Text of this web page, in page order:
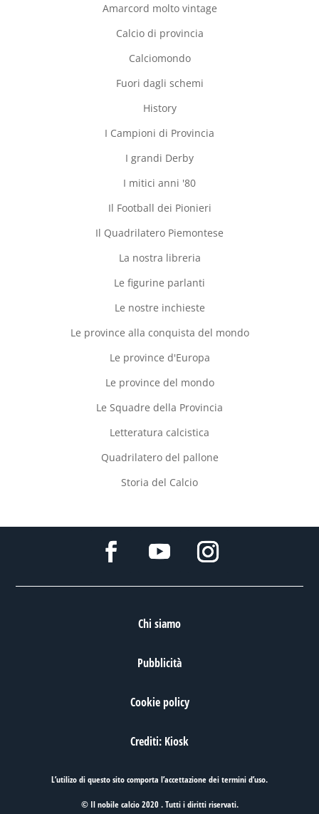
Amarcord molto vintage
Calcio di provincia
Calciomondo
Fuori dagli schemi
History
I Campioni di Provincia
I grandi Derby
I mitici anni '80
Il Football dei Pionieri
Il Quadrilatero Piemontese
La nostra libreria
Le figurine parlanti
Le nostre inchieste
Le province alla conquista del mondo
Le province d'Europa
Le province del mondo
Le Squadre della Provincia
Letteratura calcistica
Quadrilatero del pallone
Storia del Calcio
Chi siamo
Pubblicità
Cookie policy
Crediti: Kiosk
L’utilizo di questo sito comporta l’accettazione deitermini d’uso.
© Il nobile calcio 2020 . Tutti i diritti riservati.